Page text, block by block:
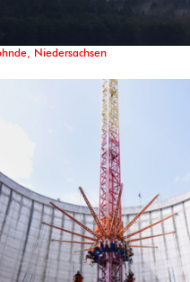
Niedersachsen